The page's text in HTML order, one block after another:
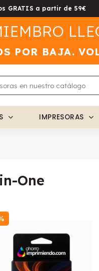
GRATIS a partir de 59€
POR BAJA.
IMPRESORAS
One